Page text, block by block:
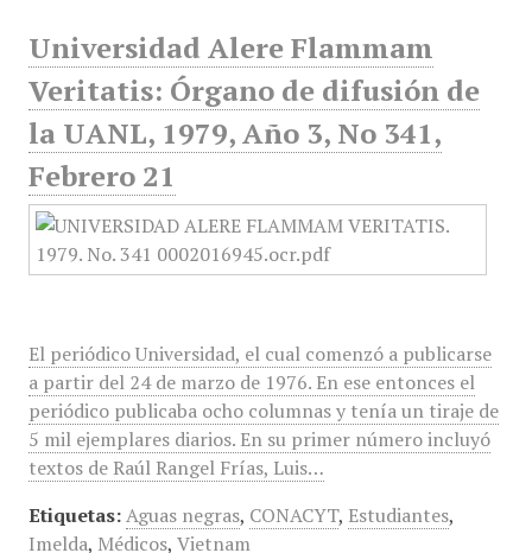
Universidad Alere Flammam
Veritatis: Órgano de difusión de
la UANL, 1979, Año 3, No 341,
Febrero 21
El periódico Universidad, el cual comenzó a publicarse
a partir del 24 de marzo de 1976. En ese entonces el
periódico publicaba ocho columnas y tenía un tiraje de
5 mil ejemplares diarios. En su primer número incluyó
textos de Raúl Rangel Frías, Luis…
Etiquetas: Aguas negras, CONACYT, Estudiantes,
Imelda, Médicos, Vietnam